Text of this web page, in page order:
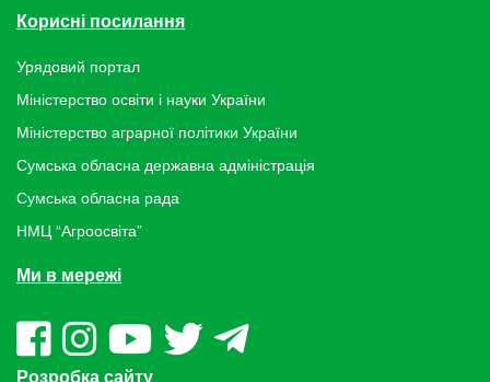
Корисні посилання
Урядовий портал
Міністерство освіти і науки України
Міністерство аграрної політики України
Сумська обласна державна адміністрація
Сумська обласна рада
НМЦ “Агроосвіта”
Ми в мережі
Розробка сайту